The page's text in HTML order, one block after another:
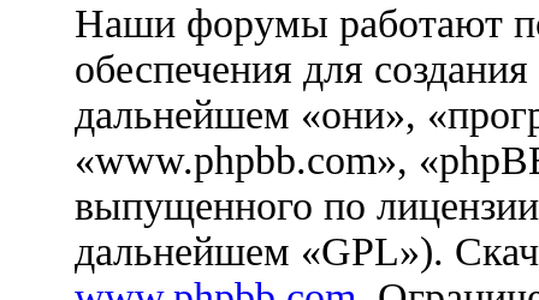
Наши форумы работают
обеспечения для
дальнейшем «они»,
«www.phpbb.com»,
выпущенного по
дальнейшем «GPL»).